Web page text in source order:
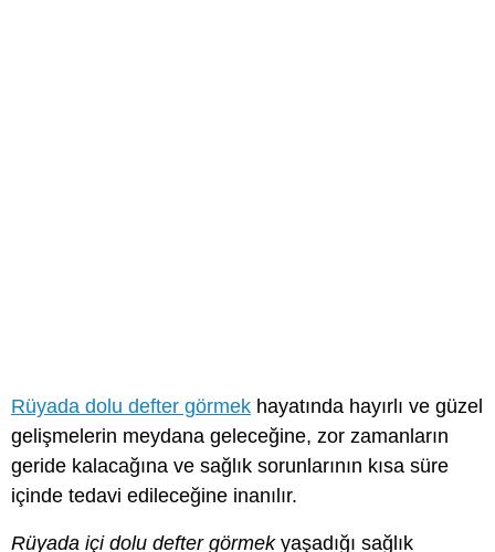
Rüyada dolu defter görmek hayatında hayırlı ve güzel
gelişmelerin meydana geleceğine, zor zamanların
geride kalacağına ve sağlık sorunlarının kısa süre
içinde tedavi edileceğine inanılır.
Rüyada içi dolu defter görmekyaşadığı sağlık